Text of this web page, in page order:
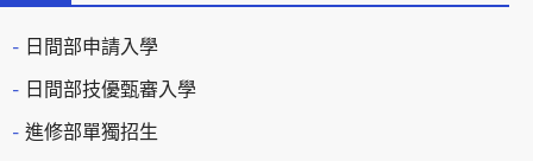
日間部申請入學
日間部技優甄審入學
進修部單獨招生